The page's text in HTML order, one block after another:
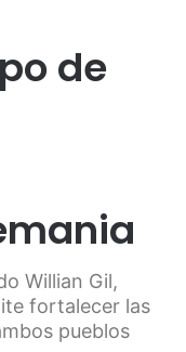
de
Willian Gil,
fortalecer las
pueblos